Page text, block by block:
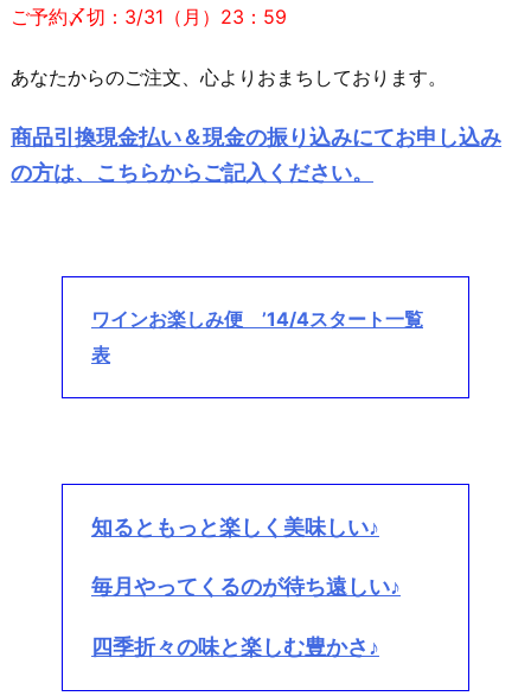
ご予約〆切：3/31（月）23：59
あなたからのご注文、心よりおまちしております。
商品引換現金払い＆現金の振り込みにてお申し込み
の方は、こちらからご記入ください。
ワインお楽しみ便 ’14/4スタート一覧
表
知るともっと楽しく美味しい♪
毎月やってくるのが待ち遠しい♪
四季折々の味と楽しむ豊かさ♪